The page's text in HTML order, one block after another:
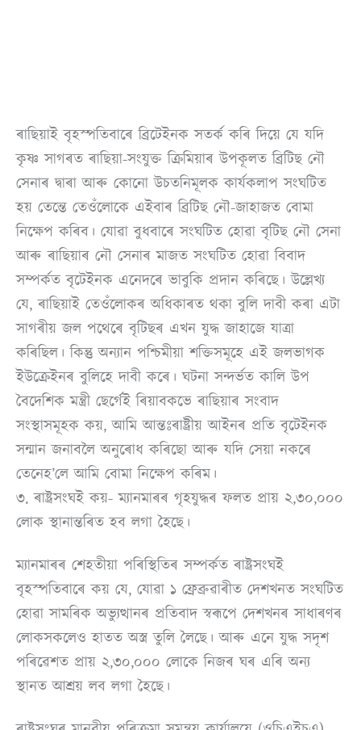
ৰাছিয়াই বৃহস্পতিবাৰে ব্ৰিটেইনক সতৰ্ক কৰি দিয়ে যে যদি
কৃষ্ণ সাগৰত ৰাছিয়া-সংযুক্ত ক্ৰিমিয়াৰ উপকূলত ব্ৰিটিছ নৌ
সেনাৰ দ্বাৰা আৰু কোনো উচতনিমূলক কাৰ্যকলাপ সংঘটিত
হয় তেন্তে তেওঁলোকে এইবাৰ ব্ৰিটিছ নৌ-জাহাজত বোমা
নিক্ষেপ কৰিব। যোৱা বুধবাৰে সংঘটিত হোৱা বৃটিছ নৌ সেনা
আৰু ৰাছিয়াৰ নৌ সেনাৰ মাজত সংঘটিত হোৱা বিবাদ
সম্পৰ্কত বৃটেইনক এনেদৰে ভাবুকি প্ৰদান কৰিছে। উল্লেখ্য
যে, ৰাছিয়াই তেওঁলোকৰ অধিকাৰত থকা বুলি দাবী কৰা এটা
সাগৰীয় জল পথেৰে বৃটিছৰ এখন যুদ্ধ জাহাজে যাত্ৰা
কৰিছিল। কিন্তু অন্যান পশ্চিমীয়া শক্তিসমূহে এই জলভাগক
ইউক্ৰেইনৰ বুলিহে দাবী কৰে। ঘটনা সন্দৰ্ভত কালি উপ
বৈদেশিক মন্ত্ৰী ছেৰ্গেই ৰিয়াবকভে ৰাছিয়াৰ সংবাদ
সংস্থাসমূহক কয়, আমি আন্তঃৰাষ্ট্ৰীয় আইনৰ প্ৰতি বৃটেইনক
সন্মান জনাবলৈ অনুৰোধ কৰিছো আৰু যদি সেয়া নকৰে
তেনেহ’লে আমি বোমা নিক্ষেপ কৰিম।
৩. ৰাষ্ট্ৰসংঘই কয়- ম্যানমাৰৰ গৃহযুদ্ধৰ ফলত প্ৰায় ২,৩০,০০০
লোক স্থানান্তৰিত হব লগা হৈছে।
ম্যানমাৰৰ শেহতীয়া পৰিস্থিতিৰ সম্পৰ্কত ৰাষ্ট্ৰসংঘই
বৃহস্পতিবাৰে কয় যে, যোৱা ১ ফ্ৰেব্ৰুৱাৰীত দেশখনত সংঘটিত
হোৱা সামৰিক অভ্যুত্থানৰ প্ৰতিবাদ স্বৰূপে দেশখনৰ সাধাৰণৰ
লোকসকলেও হাতত অস্ত্ৰ তুলি লৈছে। আৰু এনে যুদ্ধ সদৃশ
পৰিৱেশত প্ৰায় ২,৩০,০০০ লোকে নিজৰ ঘৰ এৰি অন্য
স্থানত আশ্ৰয় লব লগা হৈছে।